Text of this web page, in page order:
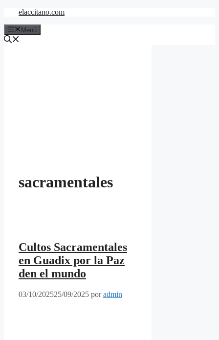
Saltar
contenido
elaccitano.com
Menú
sacramentales
Cultos Sacramentales
en Guadix por la Paz
den el mundo
03/10/202525/09/2025 poradmin